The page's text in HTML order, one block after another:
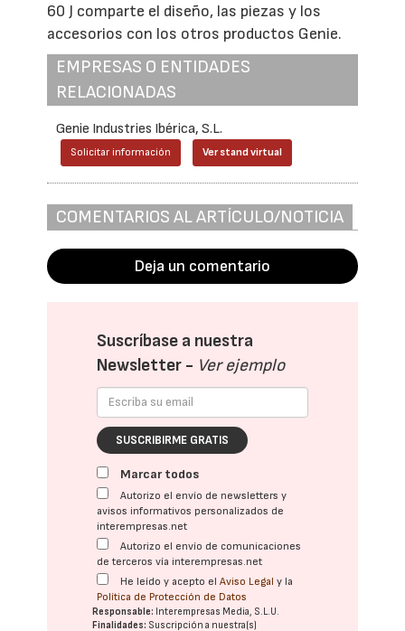
60 J comparte el diseño, las piezas y los
accesorios con los otros productos Genie.
EMPRESAS O ENTIDADES
RELACIONADAS
Genie Industries Ibérica, S.L.
Solicitar información Ver stand virtual
COMENTARIOS AL ARTÍCULO/NOTICIA
Deja un comentario
Suscríbase a nuestra
Newsletter - Ver ejemplo
SUSCRIBIRME GRATIS
Marcar todos
Autorizo el envío de newsletters y
avisos informativos personalizados de
interempresas.net
Autorizo el envío de comunicaciones
de terceros vía interempresas.net
He leído y acepto elAviso Legal y la
Política de Protección de Datos
Responsable: Interempresas Media, S.L.U.
Finalidades: Suscripción a nuestra(s)